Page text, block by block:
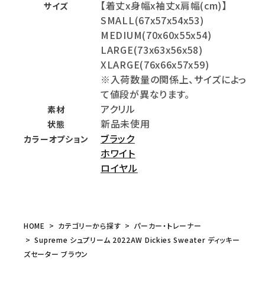
サイズ
【着丈x身幅x袖丈x肩幅(cm)】
SMALL(67x57x54x53)
MEDIUM(70x60x55x54)
LARGE(73x63x56x58)
XLARGE(76x66x57x59)
※入荷数量の関係上、サイズによっ
て値段が異なります。
素材 アクリル
状態 新品未使用
カラーオプション
ブラック
ホワイト
ロイヤル
HOME カテゴリーから探す
パーカー・トレーナー
Supreme シュプリーム 2022AW Dickies Sweater ディッキー
ズセーター ブラウン